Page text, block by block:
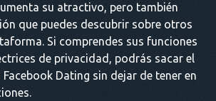
su atractivo, pero también
que puedes descubrir sobre otros
Si comprendes sus funciones
de privacidad, podrás sacar el
Dating sin dejar de tener en